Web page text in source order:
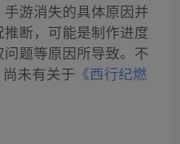
手游消失的具体原因并
断，可能是制作进度
题等原因所导致。不
未有关于 《西行纪燃